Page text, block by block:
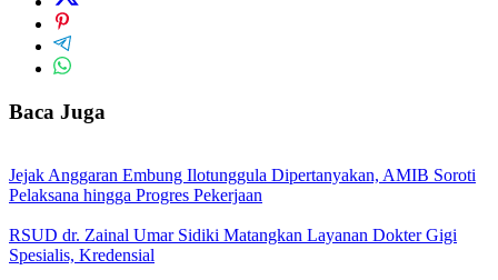
Baca Juga
Jejak Anggaran Embung Ilotunggula Dipertanyakan, AMIB Soroti
Pelaksana hingga Progres Pekerjaan
RSUD dr. Zainal Umar Sidiki Matangkan Layanan Dokter Gigi
Spesialis, Kredensial